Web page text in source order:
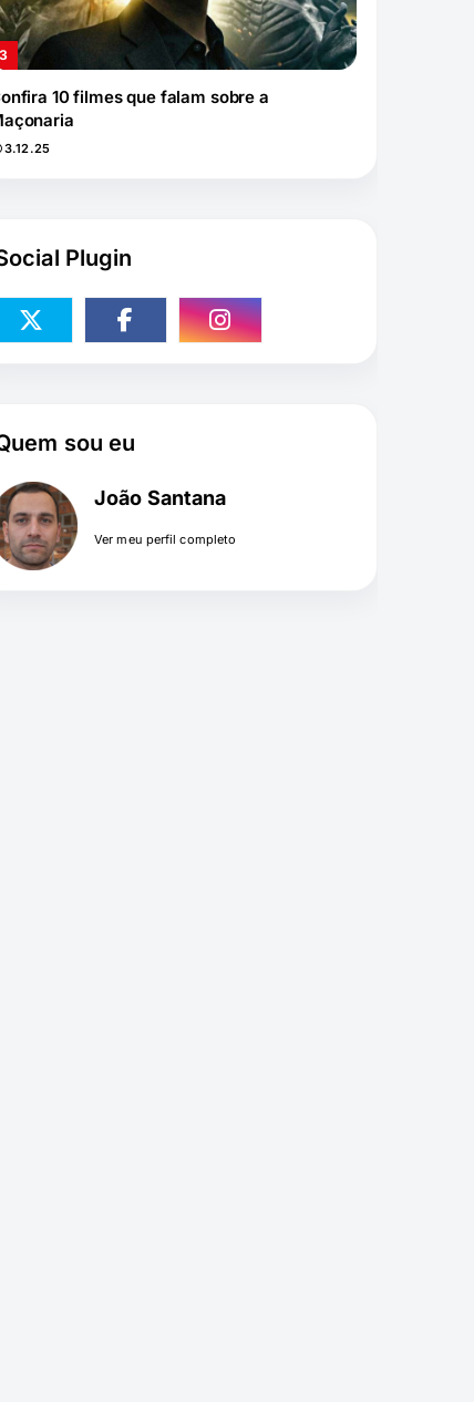
10 filmes que falam sobre a
3.12.25
Plugin
sou eu
João Santana
Ver meu perfil completo